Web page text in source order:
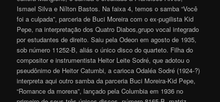
Ismael Silva e Nílton Bastos. Na faixa 4, temos o samba “Você
foi a culpada”, parceria de Buci Moreira com o ex-pugilista Kid
Pepe, na interpretação dos Quatro Diabos,grupo vocal integrado
por estudantes de direito. Saiu pela Odeon em agosto de 1935,
sob número 11252-B, aliás o único disco do quarteto. Filha do
compositor e instrumentista Heitor Leite Sodré, que adotou o
pseudônimo de Heitor Catumbi, a carioca Odaléa Sodré (1924-?)
interpreta aqui outro samba da parceria Buci Moreira-Kid Pepe,
“Romance da morena”, lançado pela Columbia em 1936 no